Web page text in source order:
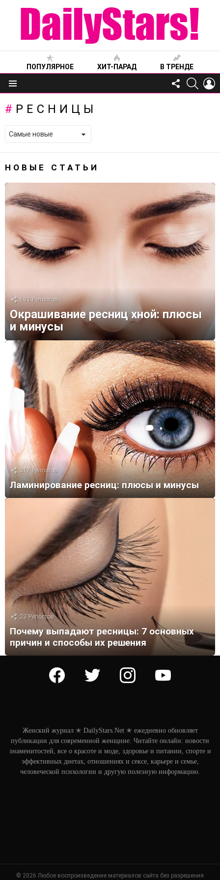
ПОПУЛЯРНОЕ ХИТ-ПАРАД В ТРЕНДЕ
Меню
FOLLOW
US
РЕСНИЦЫ
НОВЫЕ СТАТЬИ
193 Репостов
Окрашивание ресниц хной: плюсы
и минусы
317 Репостов
Ламинирование ресниц: плюсы и минусы
23 Репостов
Почему выпадают ресницы: 7 основных
причин и способы их решения
facebook twitter instagram youtube
Женский журнал ✭ DailyStars.Net ✭ ежедневно обновляет
публикации для современной женщине. Читайте онлайн: новости
знаменитостей, все о красоте и моде, здоровье и питании, спорте и
эффективных диетах, отношениях и сексе, карьере и семье,
человеческой психологии и другую полезную информацию.
© 2026 Любое воспроизведение материалов сайта без разрешения